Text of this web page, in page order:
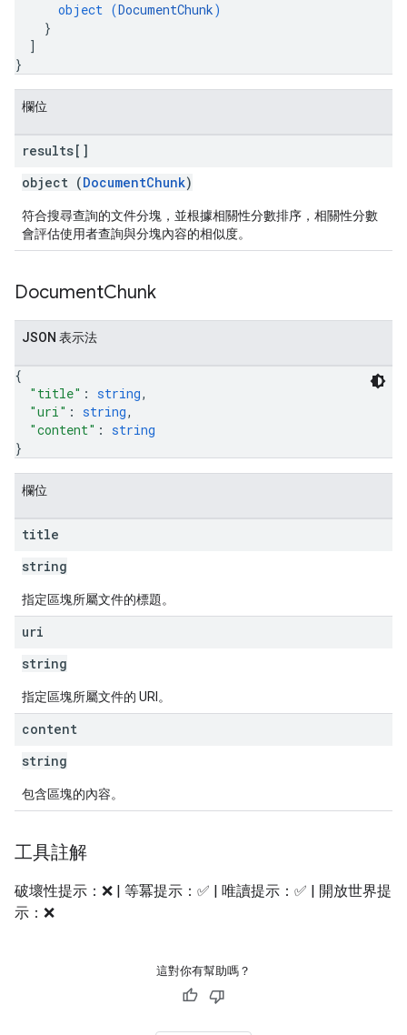
object (DocumentChunk)
}
]
}
欄位
results[]
object (DocumentChunk)
符合搜尋查詢的文件分塊，並根據相關性分數排序，相關性分數
會評估使用者查詢與分塊內容的相似度。
DocumentChunk
JSON 表示法
{
"title" : string,
"uri" : string,
"content" : string
}
欄位
title
string
指定區塊所屬文件的標題。
uri
string
指定區塊所屬文件的 URI。
content
string
包含區塊的內容。
工具註解
破壞性提示：❌ | 等冪提示：✅ | 唯讀提示：✅ | 開放世界提
示：❌
這對你有幫助嗎？